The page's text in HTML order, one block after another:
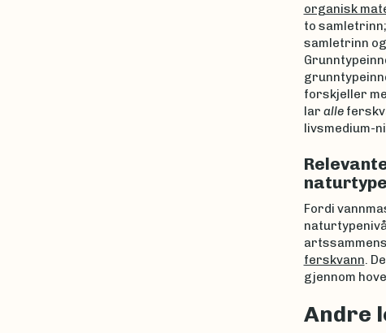
organisk
to
samletrinn
forskjeller
lar alle
livsmedium-
Fordi
ferskvann .
gjennom
Andre